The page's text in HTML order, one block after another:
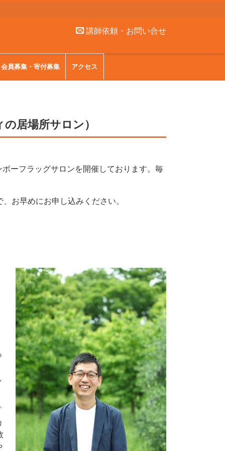
講師依頼・お問い合せ
会員募集・寄付募集 アクセス
居場所サロン）
ーフラッグサロンを開催しております。毎
お早めにお申し込みください。